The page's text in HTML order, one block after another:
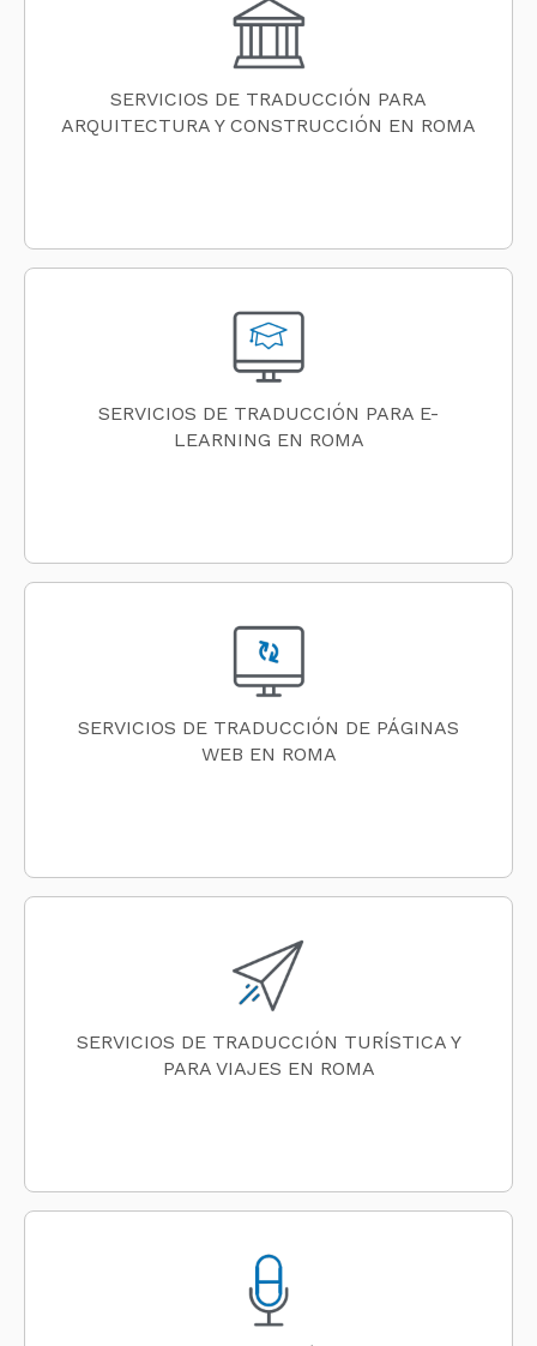
SERVICIOS DE TRADUCCIÓN PARA
ARQUITECTURA Y CONSTRUCCIÓN EN ROMA
SERVICIOS DE TRADUCCIÓN PARA E-
LEARNING EN ROMA
SERVICIOS DE TRADUCCIÓN DE PÁGINAS
WEB EN ROMA
SERVICIOS DE TRADUCCIÓN TURÍSTICA Y
PARA VIAJES EN ROMA